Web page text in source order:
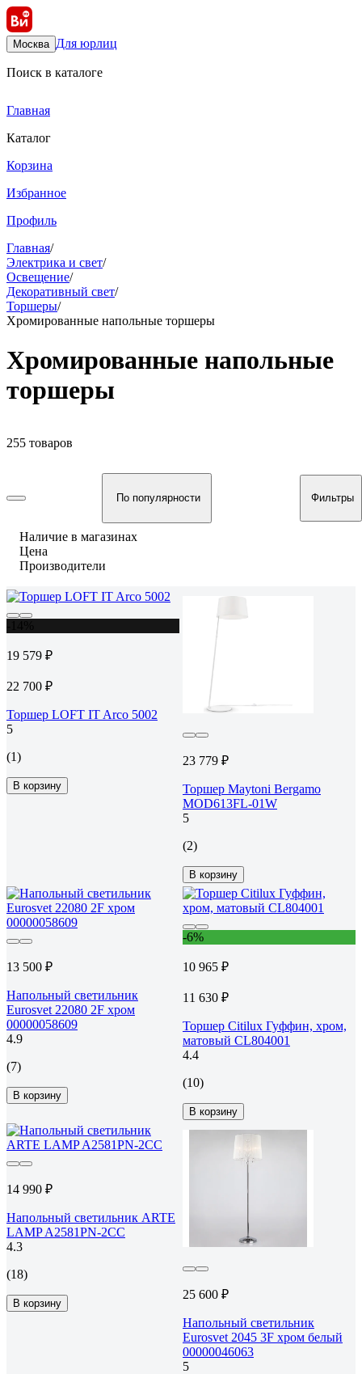
Москва Для юрлиц
Поиск в каталоге
Главная
Каталог
Корзина
Избранное
Профиль
Главная/
Электрика и свет/
Освещение/
Декоративный свет/
Торшеры/
Хромированные напольные торшеры
Хромированные напольные
торшеры
255 товаров
По популярности Фильтры
Наличие в магазинах
Цена
Производители
19 579 ₽
22 700 ₽
Торшер LOFT IT Arco 5002
5
(1)
В корзину
23 779 ₽
Торшер Maytoni Bergamo
MOD613FL-01W
5
(2)
В корзину
13 500 ₽
Напольный светильник
Eurosvet 22080 2F хром
00000058609
4.9
(7)
В корзину
-6%
10 965 ₽
11 630 ₽
Торшер Citilux Гуффин, хром,
матовый CL804001
4.4
(10)
В корзину
14 990 ₽
Напольный светильник ARTE
LAMP A2581PN-2CC
4.3
(18)
В корзину
25 600 ₽
Напольный светильник
Eurosvet 2045 3F хром белый
00000046063
5